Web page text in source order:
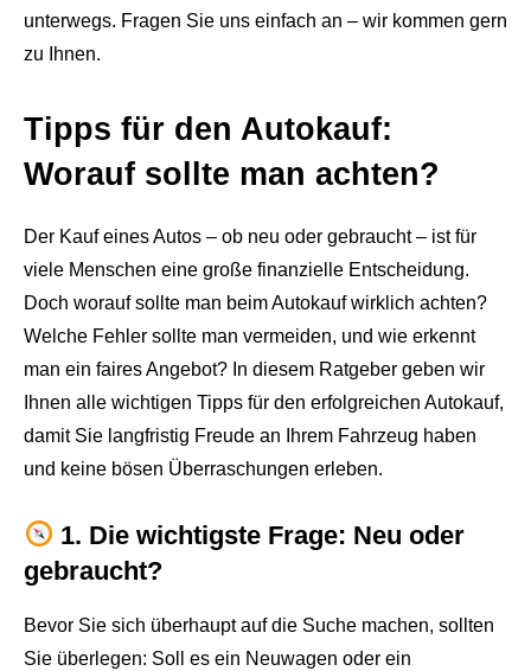
unterwegs. Fragen Sie uns einfach an – wir kommen gern
zu Ihnen.
Tipps für den Autokauf:
Worauf sollte man achten?
Der Kauf eines Autos – ob neu oder gebraucht – ist für
viele Menschen eine große finanzielle Entscheidung.
Doch worauf sollte man beim Autokauf wirklich achten?
Welche Fehler sollte man vermeiden, und wie erkennt
man ein faires Angebot? In diesem Ratgeber geben wir
Ihnen alle wichtigen Tipps für den erfolgreichen Autokauf,
damit Sie langfristig Freude an Ihrem Fahrzeug haben
und keine bösen Überraschungen erleben.
1. Die wichtigste Frage: Neu oder
gebraucht?
Bevor Sie sich überhaupt auf die Suche machen, sollten
Sie überlegen: Soll es ein Neuwagen oder ein